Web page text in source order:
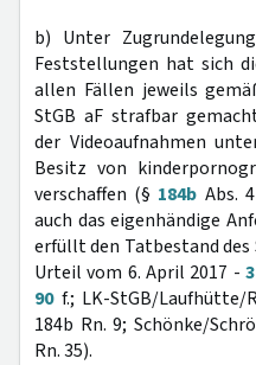
b) Unter
Feststellungen hat sich
allen Fällen jeweils
StGB aF strafbar
der Videoaufnahmen
Besitz von
verschaffen (§ 184b Abs.
auch das eigenhändige
erfüllt den Tatbestand des
Urteil vom 6. April 2017 -
90f.; LK-StGB/Laufhütte/
184b Rn. 9; Schönke/
Rn. 35).